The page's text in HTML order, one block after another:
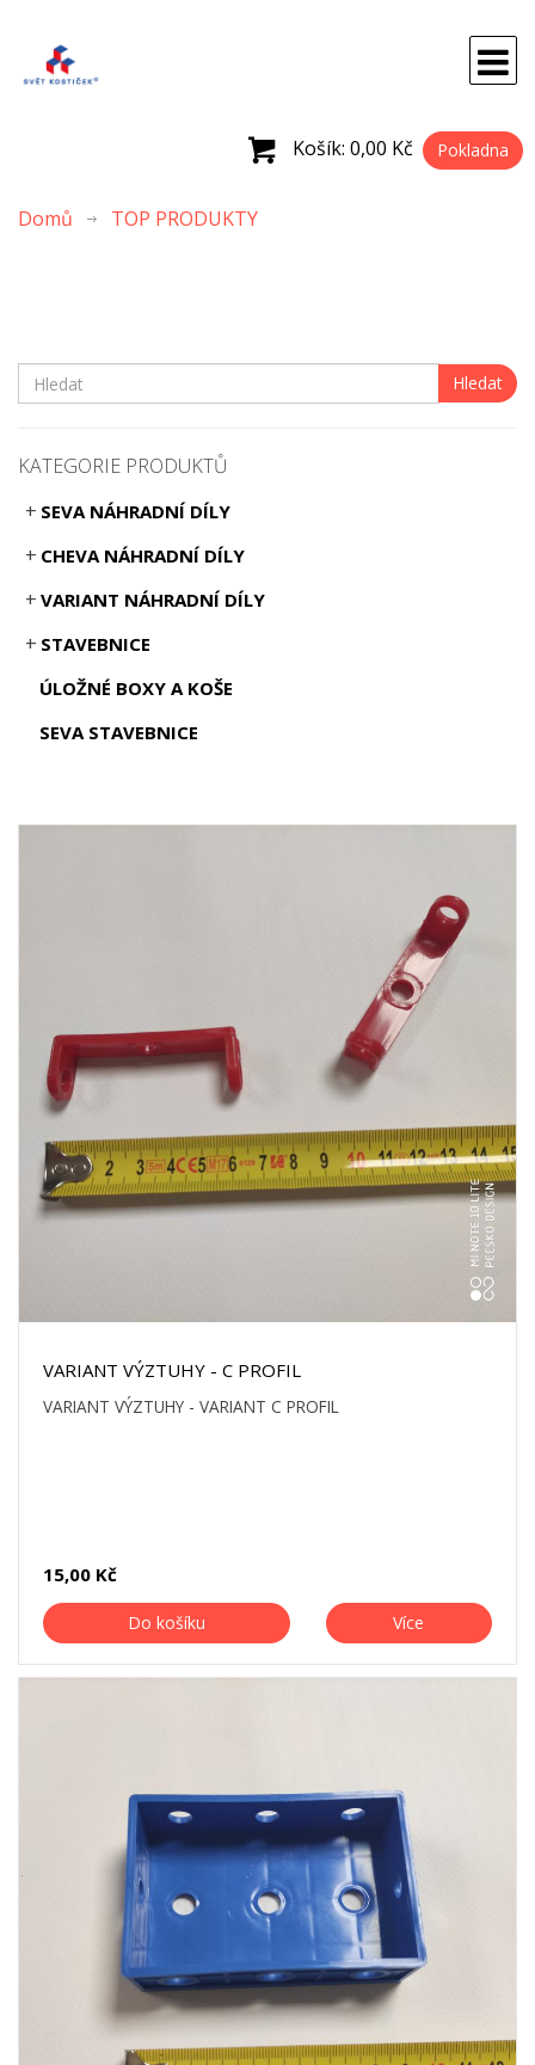
Košík: 0,00 Kč Pokladna
Domů TOP PRODUKTY
VARIANT VÝZTUHY - C PROFIL
VARIANT VÝZTUHY - VARIANT C PROFIL
15,00 Kč
Do košíku Více
Hledat
KATEGORIE PRODUKTŮ
SEVA NÁHRADNÍ DÍLY
CHEVA NÁHRADNÍ DÍLY
VARIANT NÁHRADNÍ DÍLY
STAVEBNICE
ÚLOŽNÉ BOXY A KOŠE
SEVA STAVEBNICE